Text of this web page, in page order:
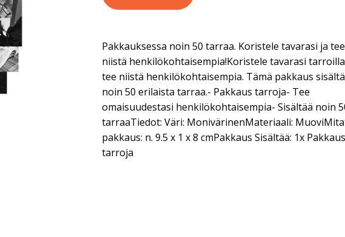
Pakkauksessa noin 50 tarraa. Koristele tavarasi ja tee
niistä henkilökohtaisempia!Koristele tavarasi
tee niistä henkilökohtaisempia. Tämä pakkaus
noin 50 erilaista tarraa.- Pakkaus tarroja- Tee
omaisuudestasi henkilökohtaisempia- Sisältää noin
tarraaTiedot: Väri: MonivärinenMateriaali:
pakkaus: n. 9.5 x 1 x 8 cmPakkaus Sisältää: 1x Pakkaus
tarroja